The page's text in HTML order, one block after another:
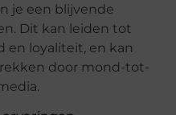
je een blijvende
Dit kan leiden tot
en loyaliteit, en kan
door mond-tot-